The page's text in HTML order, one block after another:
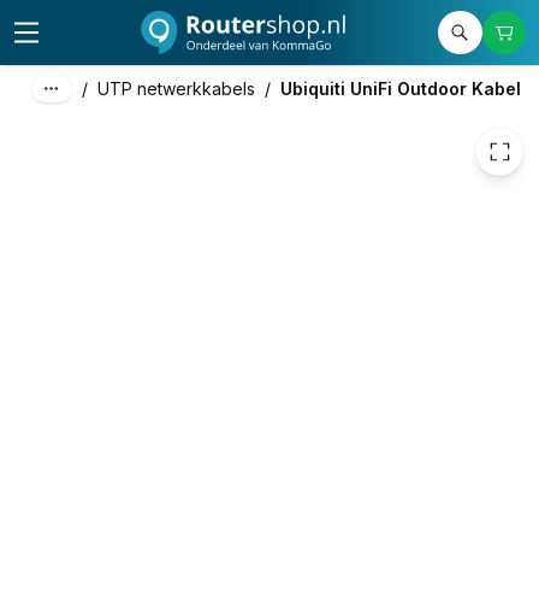
/ UTP netwerkkabels / Ubiquiti UniFi Outdoor Kabel
excl. btw
227,40 incl. btw